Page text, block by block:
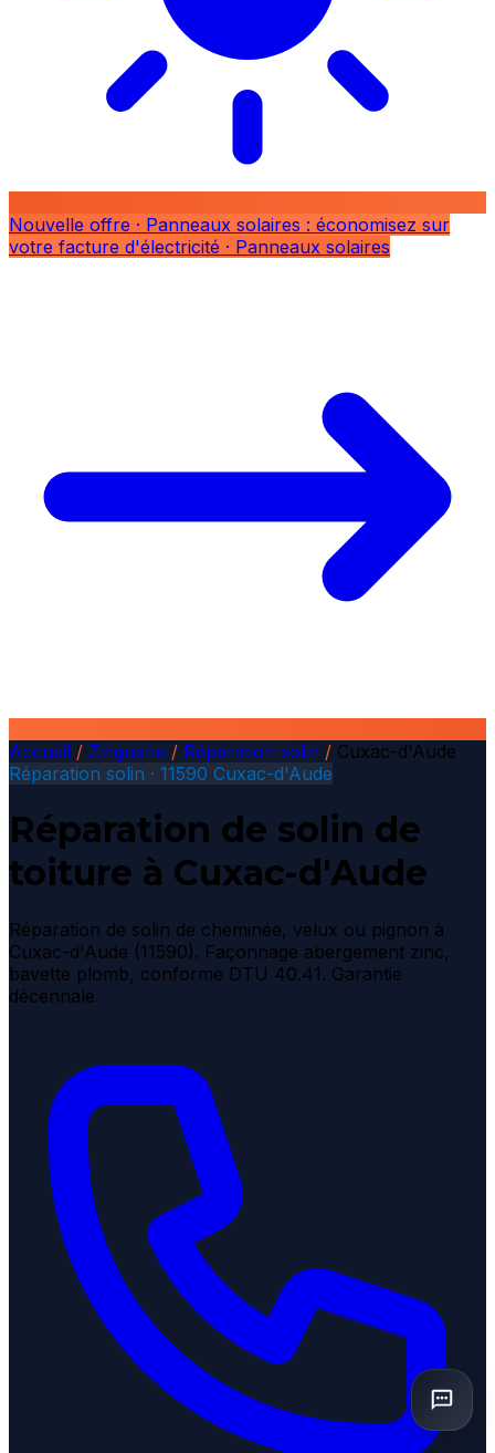
Nouvelle offre · Panneaux solaires : économisez sur
votre facture d'électricité · Panneaux solaires
Accueil / Zinguerie / Réparation solin / Cuxac-d'Aude
Réparation solin · 11590 Cuxac-d'Aude
Réparation de solin de
toiture à Cuxac-d'Aude
Réparation de solin de cheminée, velux ou pignon à
Cuxac-d'Aude (11590). Façonnage abergement zinc,
bavette plomb, conforme DTU 40.41. Garantie
décennale.